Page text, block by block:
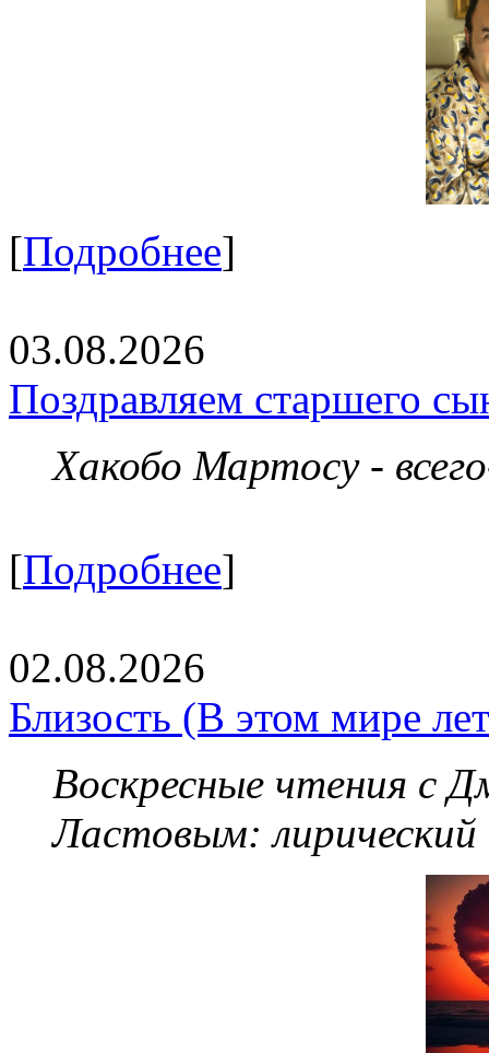
[Подробнее]
03.08.2026
Поздравляем старшего
Хакобо Мартосу -
[Подробнее]
02.08.2026
Близость (В этом мире
Воскресные чтения с
Ластовым: